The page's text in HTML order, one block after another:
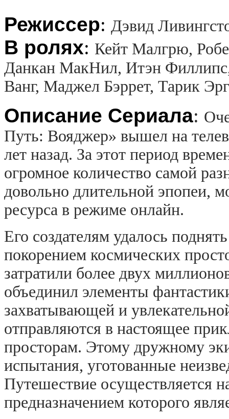
Режиссер: Дэвид
В ролях: Кейт Малгрю,
Данкан МакНил, Итэн
Ванг, Маджел Бэррет, Тарик
Описание Сериала:
Путь: Вояджер» вышел на
лет назад. За этот период
огромное количество самой
довольно длительной эпопеи,
ресурса в режиме онлайн.
Его создателям удалось
покорением космических
затратили более двух
объединил элементы
захватывающей и
отправляются в настоящее
просторам. Этому дружному
испытания, уготованные
Путешествие осуществляется
предназначением которого